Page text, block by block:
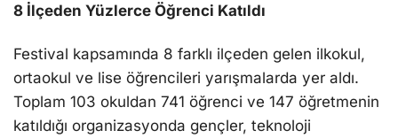
8 İlçeden Yüzlerce Öğrenci Katıldı
Festival kapsamında 8 farklı ilçeden gelen ilkokul,
ortaokul ve lise öğrencileri yarışmalarda yer aldı.
Toplam 103 okuldan 741 öğrenci ve 147 öğretmenin
katıldığı organizasyonda gençler, teknoloji